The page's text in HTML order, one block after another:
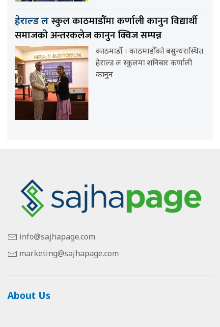
हेराल्ड लस्कुल काठमाडौँमा कर्णाली कानुन विद्यार्थी
समाजको अन्तरकलेज कानुन क्विज सम्पन्न
काठमाडौँ । काठमाडौँको बसुन्धरास्थित
हेराल्ड ल स्कुलमा शनिबार कर्णाली
कानुन
info@sajhapage.com
marketing@sajhapage.com
About Us